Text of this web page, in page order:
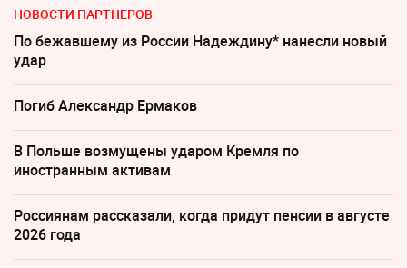
НОВОСТИ ПАРТНЕРОВ
По бежавшему из России Надеждину* нанесли новый
удар
Погиб Александр Ермаков
В Польше возмущены ударом Кремля по
иностранным активам
Россиянам рассказали, когда придут пенсии в августе
2026 года